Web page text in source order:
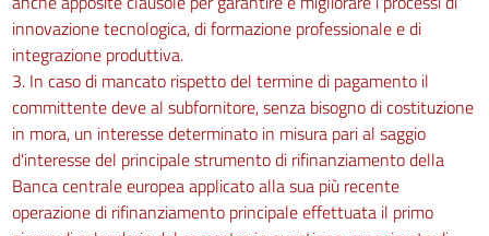
innovazione tecnologica, di formazione professionale e di
integrazione produttiva.
3. In caso di mancato rispetto del termine di pagamento il
committente deve al subfornitore, senza bisogno di costituzione
in mora, un interesse determinato in misura pari al saggio
d'interesse del principale strumento di rifinanziamento della
Banca centrale europea applicato alla sua più recente
operazione di rifinanziamento principale effettuata il primo